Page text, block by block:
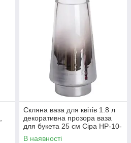
Скляна ваза для квітів 1.8 л
декоративна прозора ваза
для букета 25 см Сіра HP-10-
2
В наявності